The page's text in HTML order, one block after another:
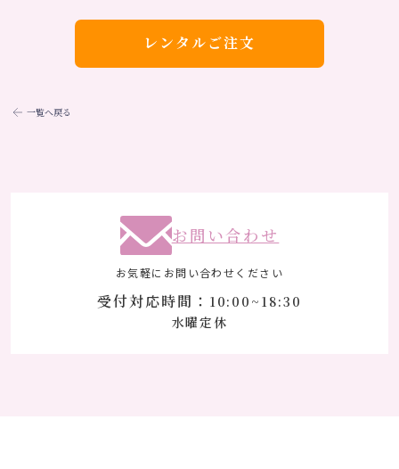
レンタルご注文
一覧へ戻る
お問い合わせ
お気軽にお問い合わせください
受付対応時間： 10:00~18:30
水曜定休